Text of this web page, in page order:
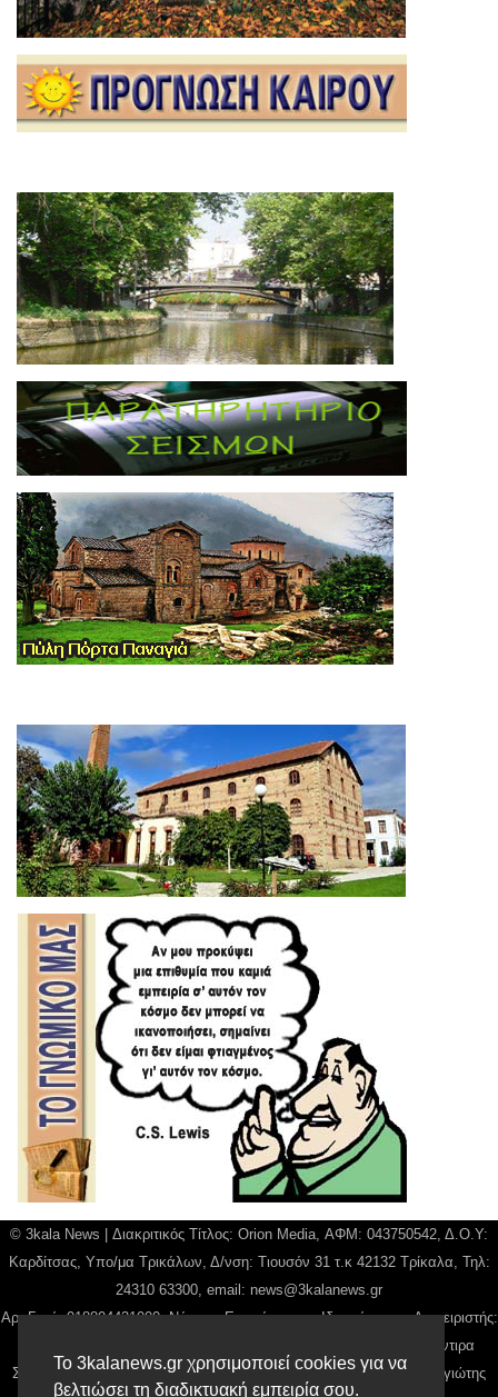
Το 3kalanews.gr χρησιμοποιεί cookies για να
βελτιώσει τη διαδικτυακή εμπειρία σου.
© 3kala News | Διακριτικός Τίτλος: Orion Media, ΑΦΜ: 043750542, Δ.Ο.Υ:
Καρδίτσας, Υπο/μα Τρικάλων, Δ/νση: Τιουσόν 31 τ.κ 42132 Τρίκαλα, Τηλ:
24310 63300, email: news@3kalanews.gr
Αρ. Γεμή: 018804431000, Νόμιμος Εκπρόσωπος, Ιδιοκτήτης και Διαχειριστής:
Παναγιώτης Φιλίππου, Διευθύντρια: Γιαννουσά Βασιλική, Διευθύντιρα
Σύνταξης: Μπαλαμπάνη Βασιλική. Δικαιούχος domain name Παναγιώτης